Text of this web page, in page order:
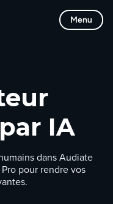
Menu
IA
dans Audiate
pour rendre vos